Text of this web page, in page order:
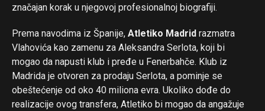
značajan korak u njegovoj profesionalnoj biografiji.
Prema navodima iz Španije, Atletiko Madrid razmatra
Vlahovića kao zamenu za Aleksandra Serlota, koji bi
mogao da napusti klub i pređe u Fenerbahče. Klub iz
Madrida je otvoren za prodaju Serlota, a pominje se
obeštećenje od oko 40 miliona evra. Ukoliko dođe do
realizacije ovog transfera, Atletiko bi mogao da angažuje